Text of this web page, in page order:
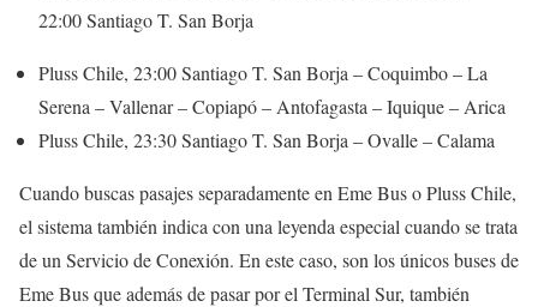
22:00 Santiago T. San Borja
Pluss Chile, 23:00 Santiago T. San Borja – Coquimbo – La
Serena – Vallenar – Copiapó – Antofagasta – Iquique – Arica
Pluss Chile, 23:30 Santiago T. San Borja – Ovalle – Calama
Cuando buscas pasajes separadamente en Eme Bus o Pluss Chile,
el sistema también indica con una leyenda especial cuando se trata
de un Servicio de Conexión. En este caso, son los únicos buses de
Eme Bus que además de pasar por el Terminal Sur, también